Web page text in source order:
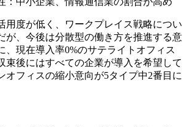
用度が低く、ワークプレイス戦略につい
が、今後は分散型の働き方を推進する意
、現在導入率0%のサテライトオフィス
束後にはすべての企業が導入を希望して
オフィスの縮小意向が5タイプ中2番目に